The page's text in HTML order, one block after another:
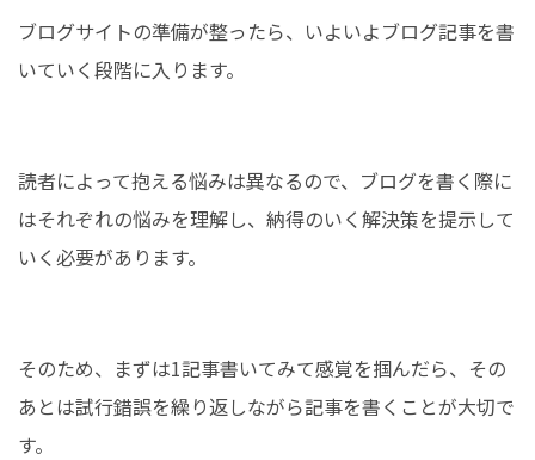
ブログサイトの準備が整ったら、いよいよブログ記事を書
いていく段階に入ります。
読者によって抱える悩みは異なるので、ブログを書く際に
はそれぞれの悩みを理解し、納得のいく解決策を提示して
いく必要があります。
そのため、まずは1記事書いてみて感覚を掴んだら、その
あとは試行錯誤を繰り返しながら記事を書くことが大切で
す。